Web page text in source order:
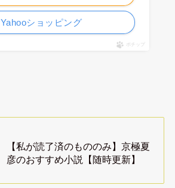
Yahooショッピング
ポチップ
【私が読了済のもののみ】京極夏
彦のおすすめ小説【随時更新】